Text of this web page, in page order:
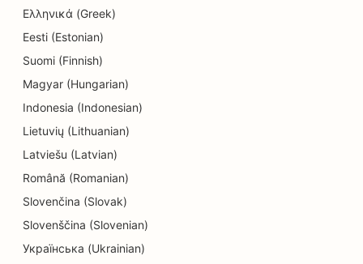
SEO para eletricistas
SEO para endodontistas
SEO para entretenimento e recreação
SEO para empresas de engenharia
EO para restaurantes étnicos
SEO para Escape Rooms
SEO para serviços de lifting facial
Ελληνικά (Greek)
Eesti (Estonian)
Suomi (Finnish)
Magyar (Hungarian)
Indonesia (Indonesian)
Lietuvių (Lithuanian)
Latviešu (Latvian)
Română (Romanian)
Slovenčina (Slovak)
Slovenščina (Slovenian)
Українська (Ukrainian)